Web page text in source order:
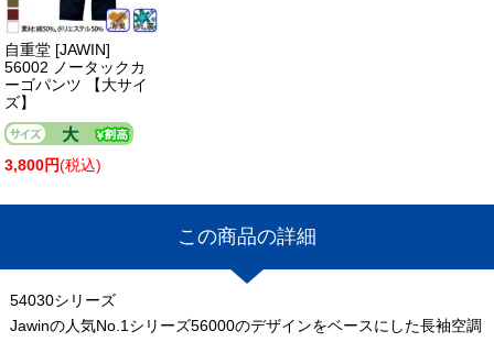
自重堂 [JAWIN]
56002 ノータックカ
ーゴパンツ 【大サイ
ズ】
3,800円(税込)
この商品の詳細
54030シリーズ
Jawinの人気No.1シリーズ56000のデザインをベースにした長袖空調